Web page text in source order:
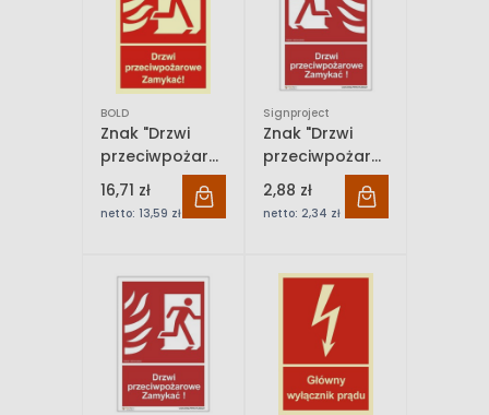
BOLD
Znak "Drzwi
przeciwpożarowe.
Zamykać!" Bold
16,71 zł
netto: 13,59 zł
Signproject
Znak "Drzwi
przeciwpożarowe.
Zamykać! (w
lewo)"
Signproject
2,88 zł
netto: 2,34 zł